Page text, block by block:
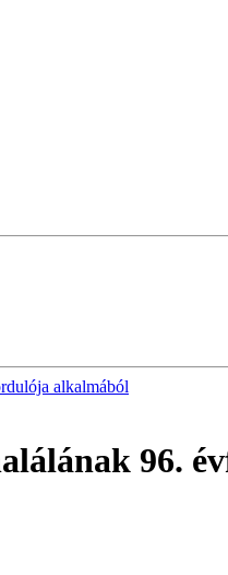
alkalmából
96.